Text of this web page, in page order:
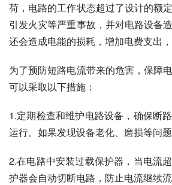
荷，电路的工作状态超过了设计的额
引发火灾等严重事故，并对电路设备
还会造成电能的损耗，增加电费支出，
为了预防短路电流带来的危害，保障
可以采取以下措施：
1.定期检查和维护电路设备，确保断
运行。如果发现设备老化、磨损等问题
2.在电路中安装过载保护器，当电流
护器会自动切断电路，防止电流继续流